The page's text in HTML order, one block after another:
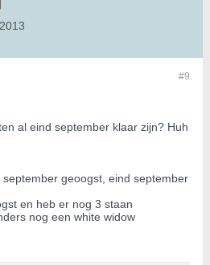
#9
al eind september klaar zijn? Huh
geoogst, eind september
en heb er nog 3 staan
nog een white widow